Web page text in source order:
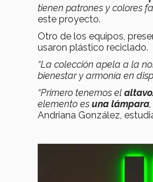
tienen patrones y colores
este proyecto.
Otro de los equipos,
usaron plástico reciclado.
“La colección apela a la
bienestar y armonía en
“Primero tenemos el
elemento es una lámpara
Andriana González,